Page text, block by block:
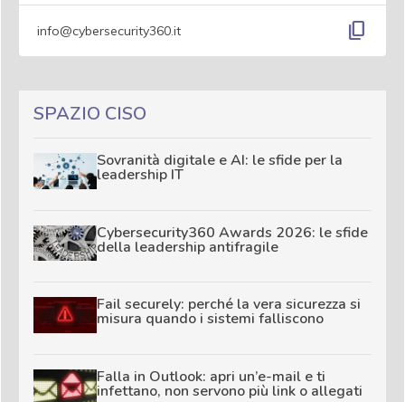
info@cybersecurity360.it content_copy
SPAZIO CISO
Sovranità digitale e AI: le sfide per la
leadership IT
Cybersecurity360 Awards 2026: le sfide
della leadership antifragile
Fail securely: perché la vera sicurezza si
misura quando i sistemi falliscono
Falla in Outlook: apri un’e-mail e ti
infettano, non servono più link o allegati